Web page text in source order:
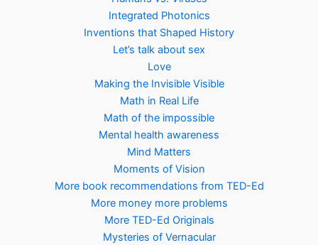
Integrated Photonics
Inventions that Shaped History
Let’s talk about sex
Love
Making the Invisible Visible
Math in Real Life
Math of the impossible
Mental health awareness
Mind Matters
Moments of Vision
More book recommendations from TED-Ed
More money more problems
More TED-Ed Originals
Mysteries of Vernacular